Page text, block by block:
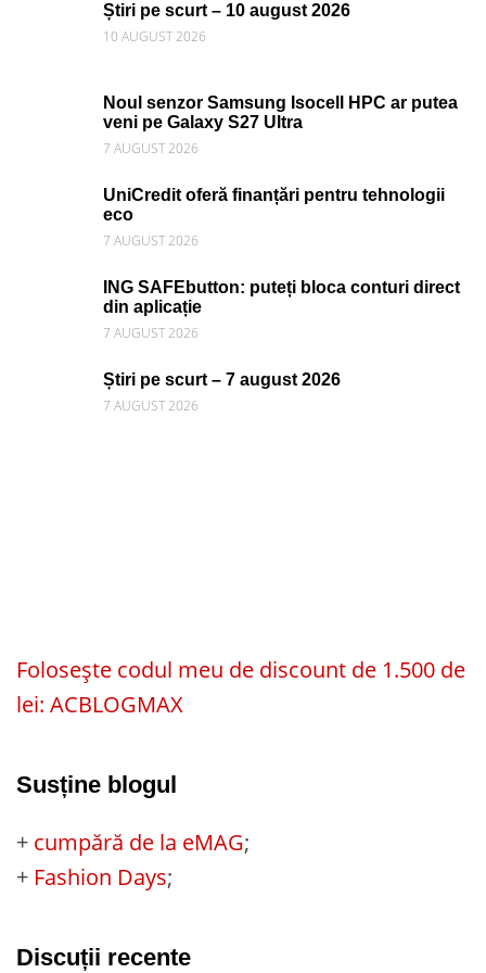
Știri pe scurt – 10 august 2026
10 AUGUST 2026
Noul senzor Samsung Isocell HPC ar putea
veni pe Galaxy S27 Ultra
7 AUGUST 2026
UniCredit oferă finanțări pentru tehnologii
eco
7 AUGUST 2026
ING SAFEbutton: puteți bloca conturi direct
din aplicație
7 AUGUST 2026
Știri pe scurt – 7 august 2026
7 AUGUST 2026
Folosește codul meu de discount de 1.500 de
lei: ACBLOGMAX
Susține blogul
+ cumpără de la eMAG;
+ Fashion Days;
Discuții recente